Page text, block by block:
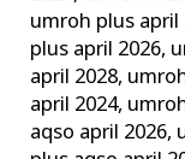
umroh plus april
plus april 2026,
april 2028,
april 2024,
aqso april 2026,